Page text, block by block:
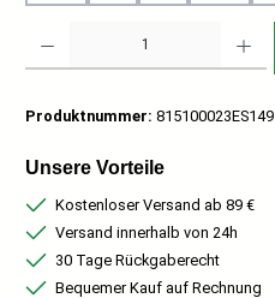
Produktnummer: 815100023ES149
Unsere Vorteile
Kostenloser Versand ab 89 €
Versand innerhalb von 24h
30 Tage Rückgaberecht
Bequemer Kauf auf Rechnung